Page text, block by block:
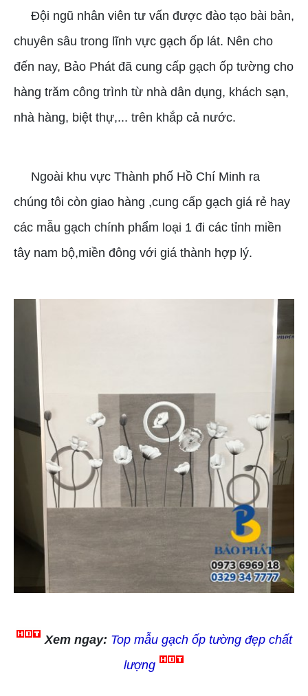
Đội ngũ nhân viên tư vấn được đào tạo bài bản,
chuyên sâu trong lĩnh vực gạch ốp lát. Nên cho
đến nay, Bảo Phát đã cung cấp gạch ốp tường cho
hàng trăm công trình từ nhà dân dụng, khách sạn,
nhà hàng, biệt thự,... trên khắp cả nước.
Ngoài khu vực Thành phố Hồ Chí Minh ra
chúng tôi còn giao hàng ,cung cấp gạch giá rẻ hay
các mẫu gạch chính phẩm loại 1 đi các tỉnh miền
tây nam bộ,miền đông với giá thành hợp lý.
Xem ngay: Top mẫu gạch ốp tường đẹp chất
lượng